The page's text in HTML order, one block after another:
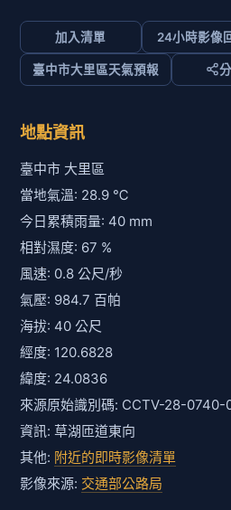
加入清單 24小時影像
臺中市大里區天氣預報
地點資訊
臺中市 大里區
當地氣溫: 28.9 ℃
今日累積雨量: 40 mm
相對濕度: 67 %
風速: 0.8 公尺/秒
氣壓: 984.7 百帕
海拔: 40 公尺
經度: 120.6828
緯度: 24.0836
來源原始識別碼: CCTV-28-0740-
資訊: 草湖匝道東向
其他: 附近的即時影像清單
影像來源: 交通部公路局